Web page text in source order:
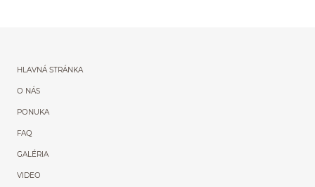
Menu główne
HLAVNÁ STRÁNKA
O NÁS
PONUKA
FAQ
GALÉRIA
VIDEO